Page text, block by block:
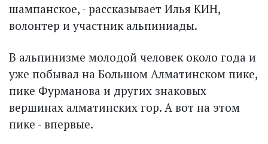
шампанское, - рассказывает Илья КИН,
волонтер и участник альпиниады.
В альпинизме молодой человек около года и
уже побывал на Большом Алматинском пике,
пике Фурманова и других знаковых
вершинах алматинских гор. А вот на этом
пике - впервые.